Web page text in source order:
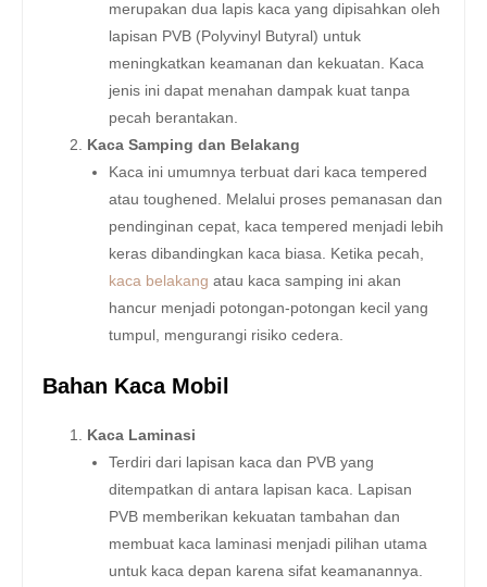
merupakan dua lapis kaca yang dipisahkan oleh
lapisan PVB (Polyvinyl Butyral) untuk
meningkatkan keamanan dan kekuatan. Kaca
jenis ini dapat menahan dampak kuat tanpa
pecah berantakan.
Kaca Samping dan Belakang
Kaca ini umumnya terbuat dari kaca tempered
atau toughened. Melalui proses pemanasan dan
pendinginan cepat, kaca tempered menjadi lebih
keras dibandingkan kaca biasa. Ketika pecah,
kaca belakang atau kaca samping ini akan
hancur menjadi potongan-potongan kecil yang
tumpul, mengurangi risiko cedera.
Bahan Kaca Mobil
Kaca Laminasi
Terdiri dari lapisan kaca dan PVB yang
ditempatkan di antara lapisan kaca. Lapisan
PVB memberikan kekuatan tambahan dan
membuat kaca laminasi menjadi pilihan utama
untuk kaca depan karena sifat keamanannya.